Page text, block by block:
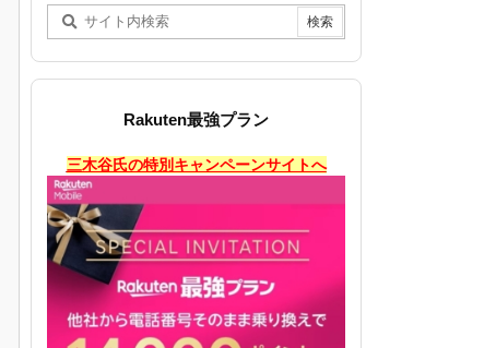
Rakuten最強プラン
三木谷氏の特別キャンペーンサイトへ